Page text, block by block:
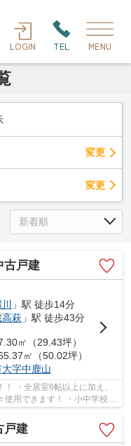
LOGIN TEL MENU
変更
変更
戸建
」駅 徒歩14分
萩」駅 徒歩43分
㎡（29.43坪）
㎡（50.02坪）
大字中鹿山
・全居室6帖以上に加え、
用できます！ ・小中学校ま
分！お子様の通学も安心です♪ 経験豊...
戸建